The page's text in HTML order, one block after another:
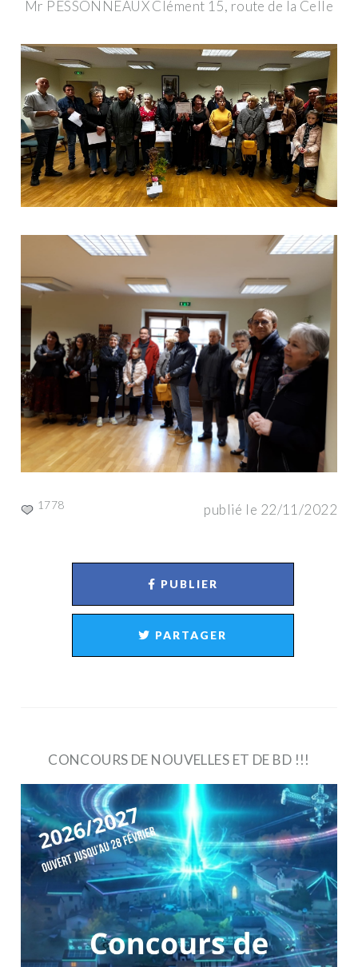
CONCOURS DE NOUVELLES ET DE BD !!!
Mr PESSONNEAUX Clément 15, route de la Celle
publié le 22/11/2022
1778
PUBLIER
PARTAGER